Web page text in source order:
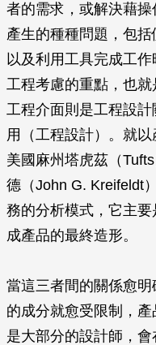
者的需求，或解決藉
產生的種種問題，包
以及利用工具完成工
工程考慮的重點，也就
工程介面則是工程設
用（工程設計）。就
美國麻州塔虎茲（
德（John G. Kreifeldt
務的分析模式，它主
成產品的最終造形。
當這三者間的關係愈
的成分就愈受限制，
是大部分的設計師，